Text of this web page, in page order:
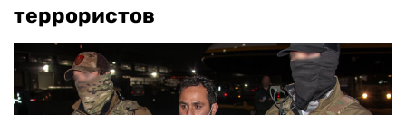
террористов